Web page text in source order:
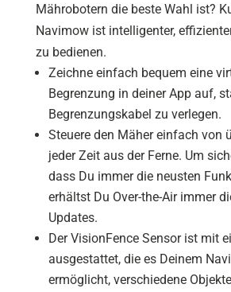
Mährobotern die beste Wahl ist?
Navimow ist intelligenter,
zu bedienen.
Zeichne einfach bequem eine
Begrenzung in deiner App auf,
Begrenzungskabel zu verlegen.
Steuere den Mäher einfach von
jeder Zeit aus der Ferne. Um
dass Du immer die neusten
erhältst Du Over-the-Air immer
Updates.
Der VisionFence Sensor ist mit
ausgestattet, die es Deinem
ermöglicht, verschiedene